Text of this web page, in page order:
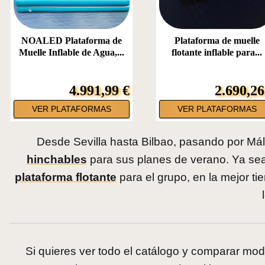
NOALED Plataforma de
Muelle Inflable de Agua,...
4.991,99 €
VER PLATAFORMAS
Plataforma de muelle
flotante inflable para...
VER PLATAFORMAS
Desde Sevilla hasta Bilbao, pasando por
hinchables para sus planes de verano. Ya
plataforma flotante para el grupo, en la mejor
Si quieres ver todo el catálogo y comparar